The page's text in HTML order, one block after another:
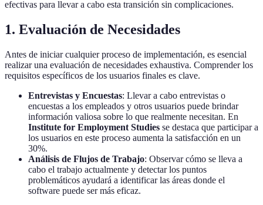
efectivas para llevar a cabo esta transición sin complicaciones.
1. Evaluación de Necesidades
Antes de iniciar cualquier proceso de implementación, es esencial
realizar una evaluación de necesidades exhaustiva. Comprender los
requisitos específicos de los usuarios finales es clave.
Entrevistas y Encuestas: Llevar a cabo entrevistas o
encuestas a los empleados y otros usuarios puede brindar
información valiosa sobre lo que realmente necesitan. En
Institute for Employment Studies se destaca que participar a
los usuarios en este proceso aumenta la satisfacción en un
30%.
Análisis de Flujos de Trabajo: Observar cómo se lleva a
cabo el trabajo actualmente y detectar los puntos
problemáticos ayudará a identificar las áreas donde el
software puede ser más eficaz.